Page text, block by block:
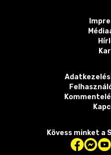
Kövess minket a